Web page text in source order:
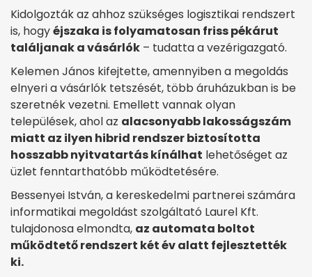
Kidolgozták az ahhoz szükséges logisztikai rendszert
is, hogyéjszaka is folyamatosan friss pékárut
találjanak a vásárlók – tudatta a vezérigazgató.
Kelemen János kifejtette, amennyiben a megoldás
elnyeri a vásárlók tetszését, több áruházukban is be
szeretnék vezetni. Emellett vannak olyan
települések, ahol az alacsonyabb lakosságszám
miatt az ilyen hibrid rendszer biztosította
hosszabb nyitvatartás kínálhat lehetőséget az
üzlet fenntarthatóbb működtetésére.
Bessenyei István, a kereskedelmi partnerei számára
informatikai megoldást szolgáltató Laurel Kft.
tulajdonosa elmondta, az automata boltot
működtető rendszert két év alatt fejlesztették
ki.